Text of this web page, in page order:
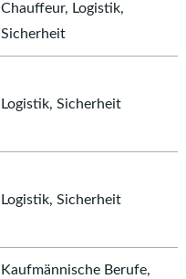
Chauffeur, Logistik,
Sicherheit
Logistik, Sicherheit
Logistik, Sicherheit
Kaufmännische Berufe,